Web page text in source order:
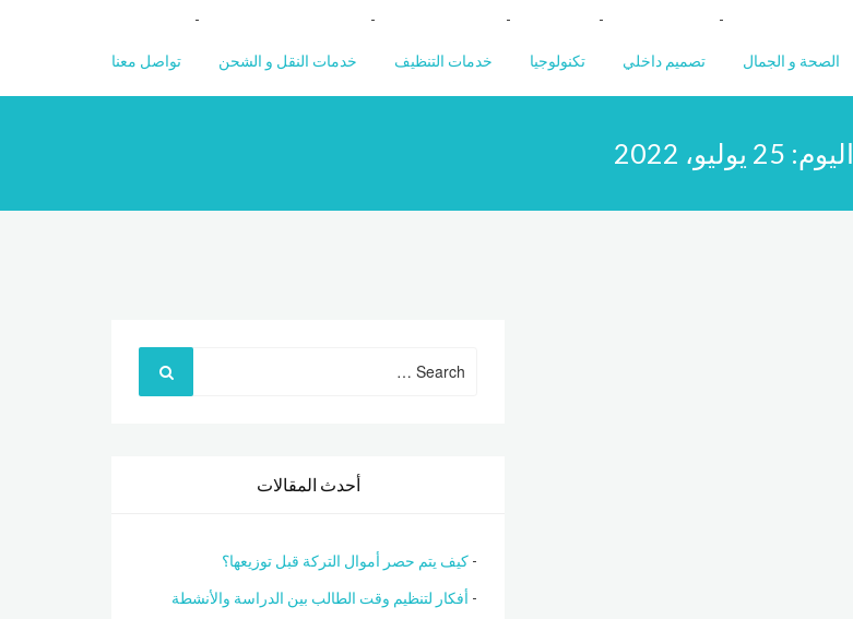
الصحة و الجمال تصميم داخلي تكنولوجيا خدمات التنظيف خدمات النقل و الشحن تواصل معنا
اليوم: 25 يوليو، 2022
for:
أحدث المقالات
كيف يتم حصر أموال التركة قبل توزيعها؟
أفكار لتنظيم وقت الطالب بين الدراسة والأنشطة